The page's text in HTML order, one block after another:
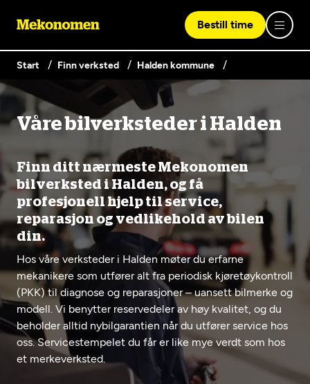
Våre tjenester
Bilservice
EU-kontroll - Vanlig bil (opptil 3,5t)
Diagnose/Feilsøking
Se alle (52) tjenester her
Hvorfor Mekonomen
Bilkonto
Elbilverksted
Fritt verkstedvalg
Lønnsomt valg
Biltips og råd
Bestill time
Lag en brukerkonto
Er du ikke Mekonomen-kunde ennå? Opprett en konto
ved å klikke på knappen nedenfor.
Opprett en konto
Logg inn med Vipps
Vipps på denne enhet
Start Finn verksted Halden kommune
Våre bilverksteder i Halden
Finn ditt nærmeste Mekonomen
bilverksted i Halden, og få
profesjonell hjelp til service,
reparasjon og vedlikehold av bilen
din.
Hos våre verksteder i Halden møter du erfarne
mekanikere som utfører alt fra periodisk kjøretøykontroll
(PKK) til diagnose og reparasjoner – uansett bilmerke og
modell. Vi benytter reservedeler av høy kvalitet, og du
beholder alltid nybilgarantien når du utfører service hos
oss. Servicestempelet du får er like mye verdt som hos
et merkeverksted.